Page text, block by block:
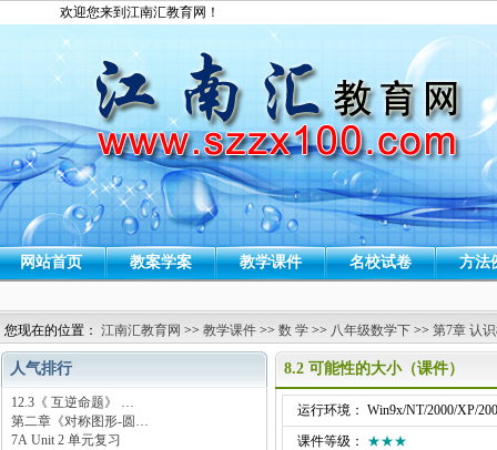
欢迎您来到江南汇教育网！
网站首页 教案学案 教学课件 名校试卷 方法
您现在的位置： 江南汇教育网 >> 教学课件 >> 数 学 >> 八年级数学下 >> 第7章 认
人气排行
12.3《 互逆命题》 …
第二章《对称图形-圆…
7A Unit 2 单元复习
8.2 可能性的大小（课件）
运行环境： Win9x/NT/2000/XP/
课件等级： ★★★